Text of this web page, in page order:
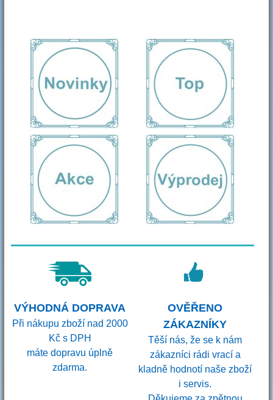
VÝHODNÁ DOPRAVA
Při nákupu zboží nad 2000
Kč s DPH
máte dopravu úplně
zdarma.
OVĚŘENO
ZÁKAZNÍKY
Těší nás, že se k nám
zákazníci rádi vrací a
kladně hodnotí naše zboží
i servis.